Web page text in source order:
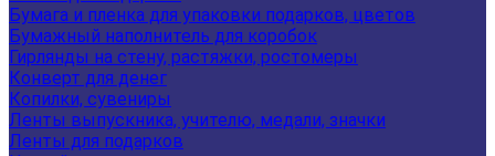
Бумага и пленка для упаковки подарков, цветов
Бумажный наполнитель для коробок
Гирлянды на стену, растяжки, ростомеры
Конверт для денег
Копилки, сувениры
Ленты выпускника, учителю, медали, значки
Ленты для подарков